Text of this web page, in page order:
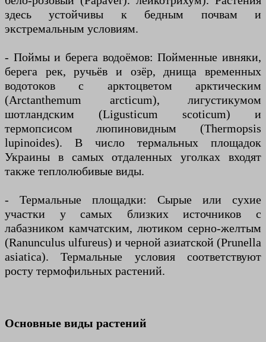
здесь устойчивы к бедным почвам и
экстремальным условиям.
- Поймы и берега водоёмов: Пойменные ивняки,
берега рек, ручьёв и озёр, днища временных
водотоков с арктоцветом арктическим
(Arctanthemum arcticum), лигустикумом
шотландским (Ligusticum scoticum) и
термопсисом люпиновидным (Thermopsis
lupinoides). В число термальных площадок
Украины в самых отдаленных уголках входят
также теплолюбивые виды.
- Термальные площадки: Сырые или сухие
участки у самых близких источников с
лабазником камчатским, лютиком серно-желтым
(Ranunculus ulfureus) и черной азиатской (Prunella
asiatica). Термальные условия соответствуют
росту термофильных растений.
Основные виды растений